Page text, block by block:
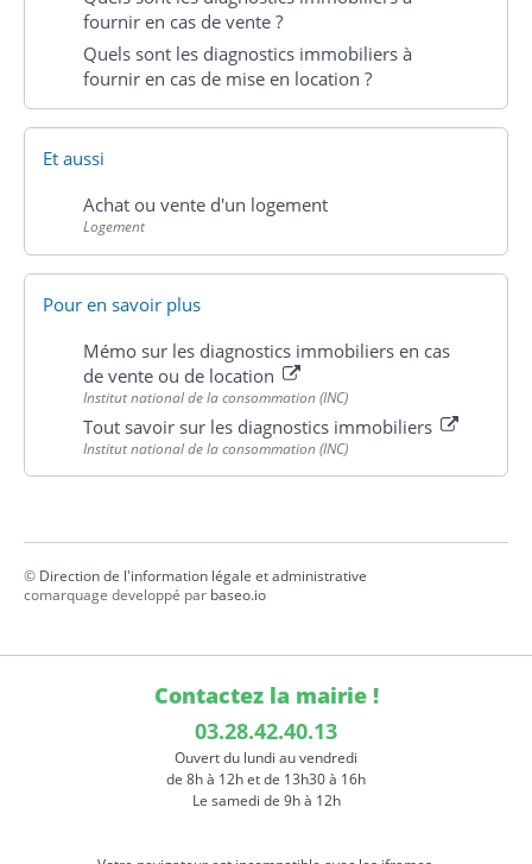
fournir en cas de vente ?
Quels sont les diagnostics immobiliers à
fournir en cas de mise en location ?
Et aussi
Achat ou vente d'un logement
Logement
Pour en savoir plus
Mémo sur les diagnostics immobiliers en cas
de vente ou de location
Institut national de la consommation (INC)
Tout savoir sur les diagnostics immobiliers
Institut national de la consommation (INC)
© Direction de l'information légale et administrative
comarquage developpé par baseo.io
Contactez la mairie !
03.28.42.40.13
Ouvert du lundi au vendredi
de 8h à 12h et de 13h30 à 16h
Le samedi de 9h à 12h